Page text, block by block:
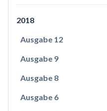
2018
Ausgabe 12
Ausgabe 9
Ausgabe 8
Ausgabe 6